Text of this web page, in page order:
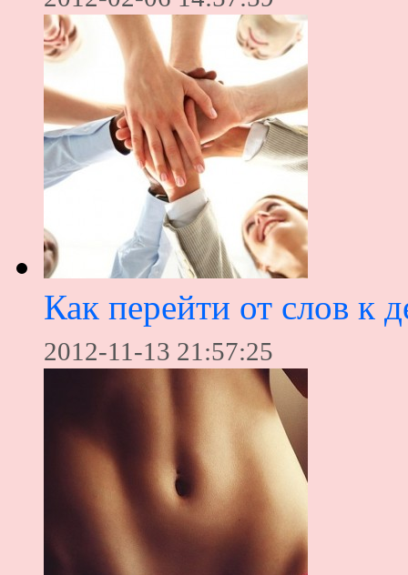
Как перейти от слов к
2012-11-13 21:57:25